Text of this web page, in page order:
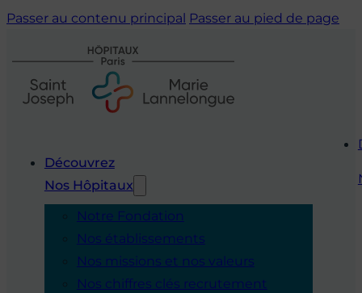
Passer au contenu principal Passer au pied de page
Découvrez
Nos Hôpitaux
Notre Fondation
Nos établissements
Nos missions et nos valeurs
Nos chiffres clés recrutement